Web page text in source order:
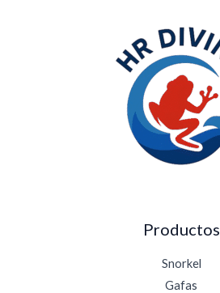
4
,
0
a
s
t
$
1
6
9
Productos
Snorkel
Gafas